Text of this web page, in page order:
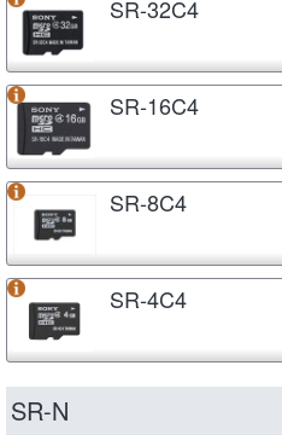
SR-32C4
SR-16C4
SR-8C4
SR-4C4
SR-N